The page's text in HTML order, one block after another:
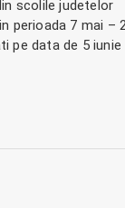
scolile judetelor
perioada 7 mai –
pe data de 5 iunie